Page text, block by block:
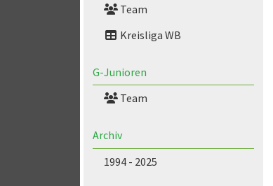
Team
Kreisliga WB
G-Junioren
Team
Archiv
1994 - 2025